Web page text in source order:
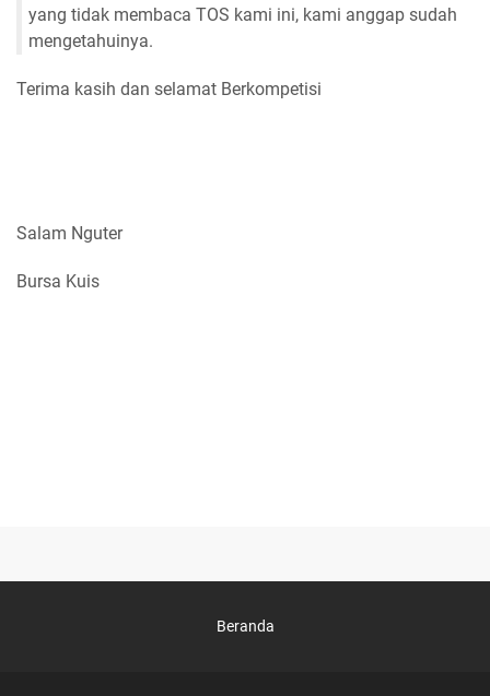
yang tidak membaca TOS kami ini, kami anggap sudah
mengetahuinya.
Terima kasih dan selamat Berkompetisi
Salam Nguter
Bursa Kuis
Beranda